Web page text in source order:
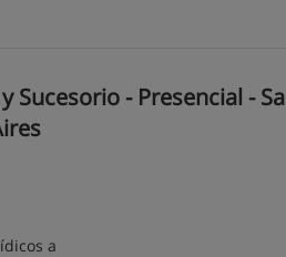
Sucesorio - Presencial -
a